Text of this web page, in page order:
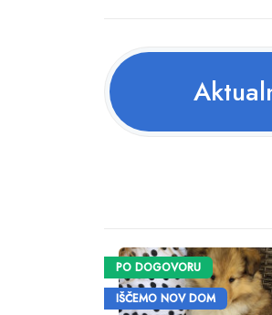
PO DOGOVORU
IŠČEMO NOV DOM